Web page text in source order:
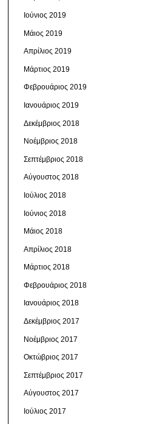
Ιούνιος 2019
Μάιος 2019
Απρίλιος 2019
Μάρτιος 2019
Φεβρουάριος 2019
Ιανουάριος 2019
Δεκέμβριος 2018
Νοέμβριος 2018
Σεπτέμβριος 2018
Αύγουστος 2018
Ιούλιος 2018
Ιούνιος 2018
Μάιος 2018
Απρίλιος 2018
Μάρτιος 2018
Φεβρουάριος 2018
Ιανουάριος 2018
Δεκέμβριος 2017
Νοέμβριος 2017
Οκτώβριος 2017
Σεπτέμβριος 2017
Αύγουστος 2017
Ιούλιος 2017